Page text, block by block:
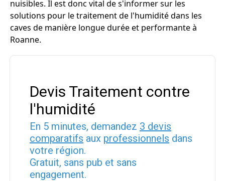
nuisibles. Il est donc vital de s'informer sur les
solutions pour le traitement de l'humidité dans les
caves de manière longue durée et performante à
Roanne.
Devis Traitement contre
l'humidité
En 5 minutes, demandez 3 devis
comparatifs aux professionnels dans
votre région.
Gratuit, sans pub et sans
engagement.